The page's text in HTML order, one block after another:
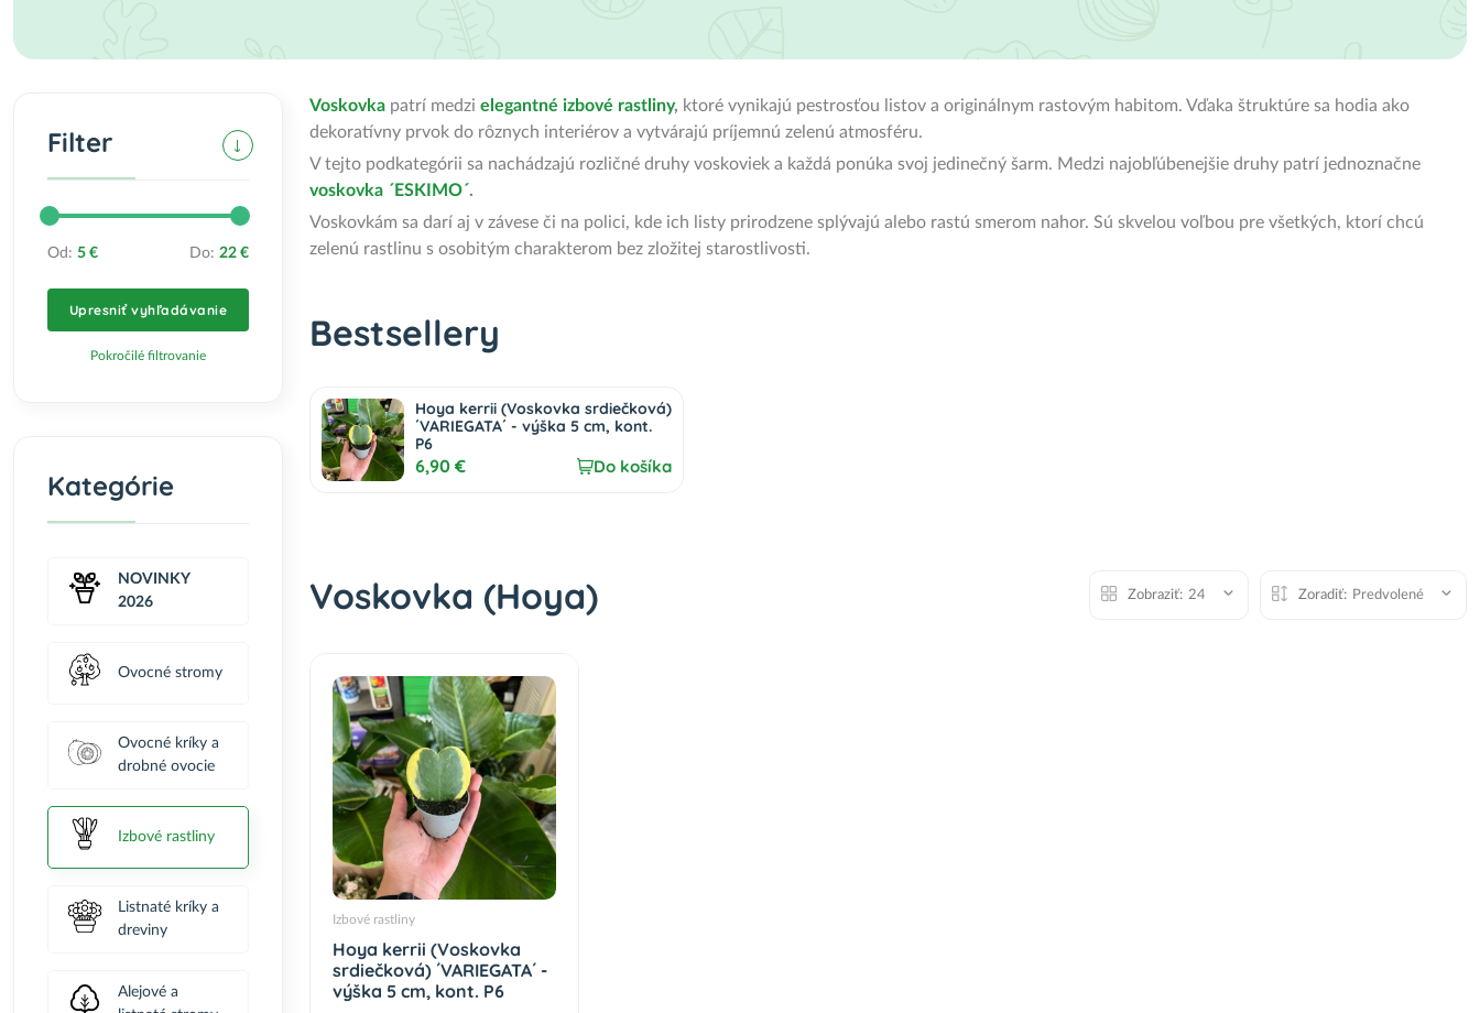
Filter
Od: 5 € Do: 22 €
Upresniť vyhľadávanie
Pokročilé filtrovanie
Kategórie
NOVINKY
2026
Ovocné stromy
Ovocné kríky a
drobné ovocie
Izbové rastliny
Listnaté kríky a
dreviny
Alejové a
Voskovka patrí medzi elegantné izbové rastliny, ktoré vynikajú pestrosťou listov a originálnym rastovým habitom. Vďaka štruktúre sa hodia ako
dekoratívny prvok do rôznych interiérov a vytvárajú príjemnú zelenú atmosféru.
V tejto podkategórii sa nachádzajú rozličné druhy voskoviek a každá ponúka svoj jedinečný šarm. Medzi najobľúbenejšie druhy patrí jednoznačne
voskovka ´ESKIMO´.
Voskovkám sa darí aj v závese či na polici, kde ich listy prirodzene splývajú alebo rastú smerom nahor. Sú skvelou voľbou pre všetkých, ktorí chcú
zelenú rastlinu s osobitým charakterom bez zložitej starostlivosti.
Bestsellery
Hoya kerrii (Voskovka srdiečková)
´VARIEGATA´ - výška 5 cm, kont.
P6
6,90 € Do košíka
Voskovka (Hoya) Zobraziť: 24 Zoradiť: Predvolené
Izbové rastliny
Hoya kerrii (Voskovka
srdiečková) ´VARIEGATA´ -
výška 5 cm, kont. P6